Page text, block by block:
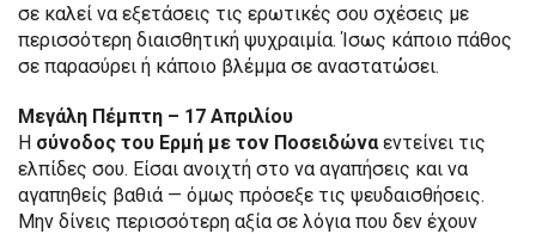
σε καλεί να εξετάσεις τις ερωτικές σου σχέσεις με
περισσότερη διαισθητική ψυχραιμία. Ίσως κάποιο πάθος
σε παρασύρει ή κάποιο βλέμμα σε αναστατώσει.
Μεγάλη Πέμπτη – 17 Απριλίου
Η σύνοδος του Ερμή με τον Ποσειδώναεντείνει τις
ελπίδες σου. Είσαι ανοιχτή στο να αγαπήσεις και να
αγαπηθείς βαθιά — όμως πρόσεξε τις ψευδαισθήσεις.
Μην δίνεις περισσότερη αξία σε λόγια που δεν έχουν